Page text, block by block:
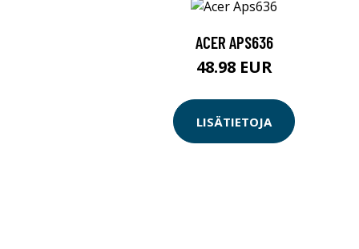
ACER APS636
48.98 EUR
LISÄTIETOJA